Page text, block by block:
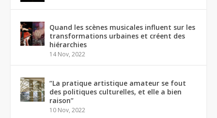
Quand les scènes musicales influent sur les
transformations urbaines et créent des
hiérarchies
14 Nov, 2022
“La pratique artistique amateur se fout
des politiques culturelles, et elle a bien
raison”
10 Nov, 2022